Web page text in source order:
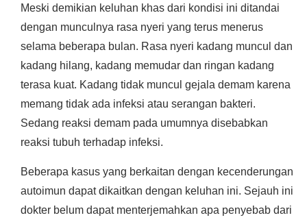
Meski demikian keluhan khas dari kondisi ini ditandai
dengan munculnya rasa nyeri yang terus menerus
selama beberapa bulan. Rasa nyeri kadang muncul dan
kadang hilang, kadang memudar dan ringan kadang
terasa kuat. Kadang tidak muncul gejala demam karena
memang tidak ada infeksi atau serangan bakteri.
Sedang reaksi demam pada umumnya disebabkan
reaksi tubuh terhadap infeksi.
Beberapa kasus yang berkaitan dengan kecenderungan
autoimun dapat dikaitkan dengan keluhan ini. Sejauh ini
dokter belum dapat menterjemahkan apa penyebab dari